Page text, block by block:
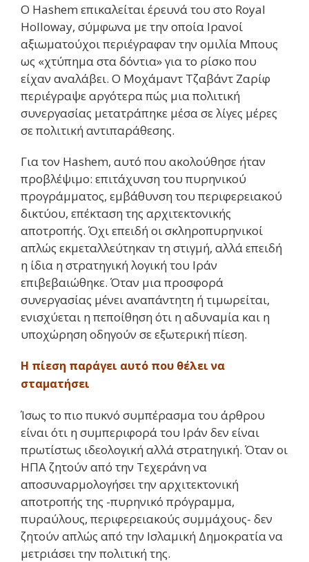
Ο Hashem επικαλείται έρευνά του στο Royal
Holloway, σύμφωνα με την οποία Ιρανοί
αξιωματούχοι περιέγραφαν την ομιλία Μπους
ως «χτύπημα στα δόντια» για το ρίσκο που
είχαν αναλάβει. Ο Μοχάμαντ Τζαβάντ Ζαρίφ
περιέγραψε αργότερα πώς μια πολιτική
συνεργασίας μετατράπηκε μέσα σε λίγες μέρες
σε πολιτική αντιπαράθεσης.
Για τον Hashem, αυτό που ακολούθησε ήταν
προβλέψιμο: επιτάχυνση του πυρηνικού
προγράμματος, εμβάθυνση του περιφερειακού
δικτύου, επέκταση της αρχιτεκτονικής
αποτροπής. Όχι επειδή οι σκληροπυρηνικοί
απλώς εκμεταλλεύτηκαν τη στιγμή, αλλά επειδή
η ίδια η στρατηγική λογική του Ιράν
επιβεβαιώθηκε. Όταν μια προσφορά
συνεργασίας μένει αναπάντητη ή τιμωρείται,
ενισχύεται η πεποίθηση ότι η αδυναμία και η
υποχώρηση οδηγούν σε εξωτερική πίεση.
Η πίεση παράγει αυτό που θέλει να
σταματήσει
Ίσως το πιο πυκνό συμπέρασμα του άρθρου
είναι ότι η συμπεριφορά του Ιράν δεν είναι
πρωτίστως ιδεολογική αλλά στρατηγική. Όταν οι
ΗΠΑ ζητούν από την Τεχεράνη να
αποσυναρμολογήσει την αρχιτεκτονική
αποτροπής της -πυρηνικό πρόγραμμα,
πυραύλους, περιφερειακούς συμμάχους- δεν
ζητούν απλώς από την Ισλαμική Δημοκρατία να
μετριάσει την πολιτική της.